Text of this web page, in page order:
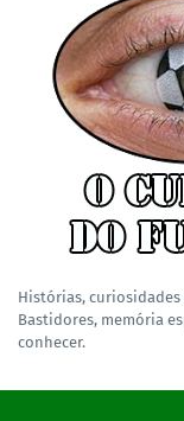
Histórias,
Bastidores, memória
conhecer.